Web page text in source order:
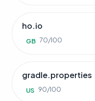
ho.io
GB 70/100
gradle.properties
US 90/100